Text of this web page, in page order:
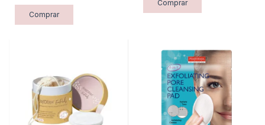
Comprar
Comprar